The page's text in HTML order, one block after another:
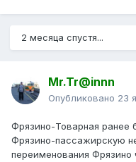
2 месяца спустя...
Mr.Tr@innn
Опубликовано 23
Фрязино-Товарная ранее
Фрязино-пассажирскую
переименования Фрязино